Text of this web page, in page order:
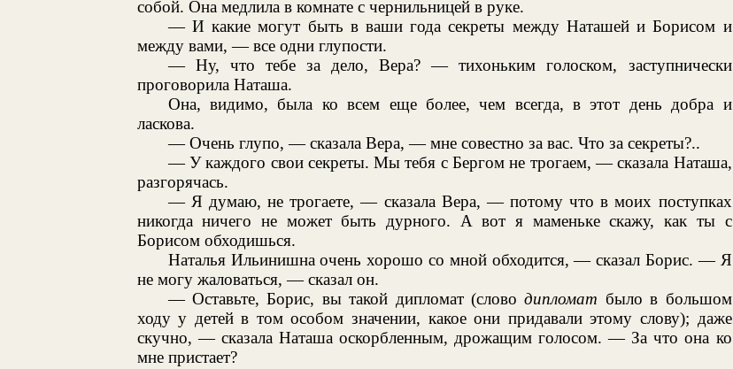
собой. Она медлила в комнате с чернильницей в руке.
— И какие могут быть в ваши года секреты между Наташей и Борисом и
между вами, — все одни глупости.
— Ну, что тебе за дело, Вера? — тихоньким голоском, заступнически
проговорила Наташа.
Она, видимо, была ко всем еще более, чем всегда, в этот день добра и
ласкова.
— Очень глупо, — сказала Вера, — мне совестно за вас. Что за секреты?..
— У каждого свои секреты. Мы тебя с Бергом не трогаем, — сказала Наташа,
разгорячась.
— Я думаю, не трогаете, — сказала Вера, — потому что в моих поступках
никогда ничего не может быть дурного. А вот я маменьке скажу, как ты с
Борисом обходишься.
Наталья Ильинишна очень хорошо со мной обходится, — сказал Борис. — Я
не могу жаловаться, — сказал он.
— Оставьте, Борис, вы такой дипломат (словодипломат было в большом
ходу у детей в том особом значении, какое они придавали этому слову); даже
скучно, — сказала Наташа оскорбленным, дрожащим голосом. — За что она ко
мне пристает?